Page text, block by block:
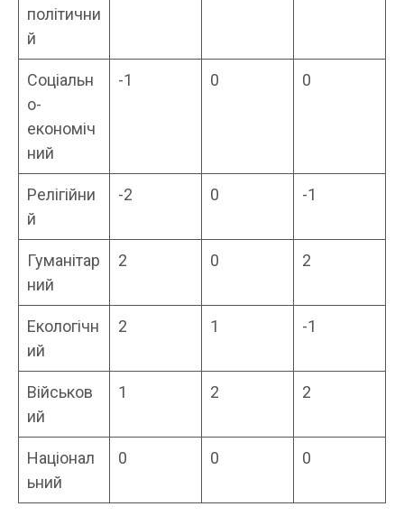
політични
й
Соціальн
о-
економіч
ний
-1 0 0
Релігійни
й
-2 0 -1
Гуманітар
ний
2 0 2
Екологічн
ий
2 1 -1
Військов
ий
1 2 2
Націонал
ьний
0 0 0